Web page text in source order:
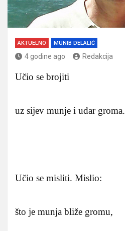
AKTUELNO MUNIB DELALIĆ
4 godine ago Redakcija
Učio se brojiti
uz sijev munje i udar groma.
Učio se misliti. Mislio:
što je munja bliže gromu,